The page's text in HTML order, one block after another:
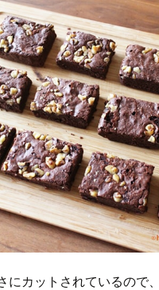
にカットされているので